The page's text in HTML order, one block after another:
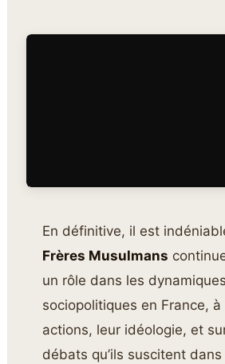
En définitive, il est
Frères Musulmans
un rôle dans les dynamiques
sociopolitiques en France,
actions, leur idéologie, et
débats qu’ils suscitent dans